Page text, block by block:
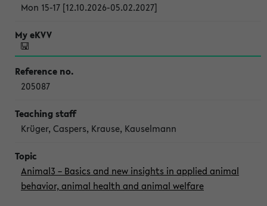
Mon 15-17 [12.10.2026-05.02.2027]
205087
Krüger, Caspers, Krause, Kauselmann
Animal3 – Basics and new insights in applied animal
behavior, animal health and animal welfare